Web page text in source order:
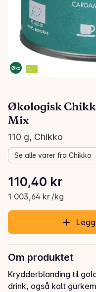
Økologisk
Mix
110 g, Chikko
Se alle varer fra Chikko
Gjeldende pris er:
110,40 kr
1 003,64 kr /kg
Stykkpris: 1 003,64 kr /
Om produktet
Krydderblanding til
drink, også kalt